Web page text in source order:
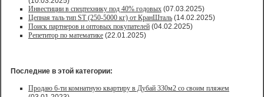
Инвестиции в спецтехнику под 40% годовых (07.03.2025)
Цепная таль тип ST (250-5000 кг) от КранШталь (14.02.2025)
Поиск партнеров и оптовых покупателей (04.02.2025)
Репетитор по математике (22.01.2025)
Последние в этой категории:
Продаю 6-ти комнатную квартиру в Дубай 330м2 со своим пляжем